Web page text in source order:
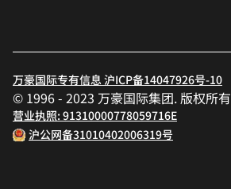
万豪国际专有信息 沪ICP备14047926号-10
© 1996 - 2023 万豪国际集团. 版权所有
营业执照: 91310000778059716E
沪公网备31010402006319号